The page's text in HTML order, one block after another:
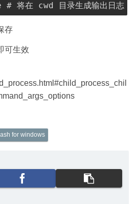
# 将在 cwd 目录生成输出日志
存
可生效
for windows